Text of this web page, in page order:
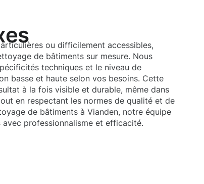
ou difficilement accessibles,
de bâtiments sur mesure. Nous
techniques et le niveau de
basse et haute selon vos besoins. Cette
à la fois visible et durable, même dans
en respectant les normes de qualité et de
de bâtiments à Vianden, notre équipe
professionnalisme et efficacité.